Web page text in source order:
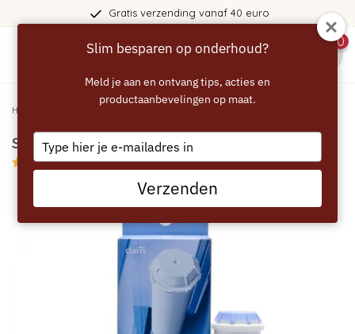
Gratis verzending vanaf 40 euro
0
Home
SIEMENS Claris Waterfilter
4/5 (1 reviews)
Slim besparen op onderhoud?
Meld je aan en ontvang tips, acties en
productaanbevelingen op maat.
Type
your
email
Verzenden